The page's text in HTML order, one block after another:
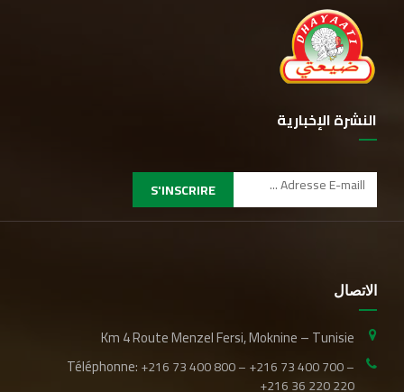
النشرة الإخبارية
S'INSCRIRE
الاتصال
Km 4 Route Menzel Fersi, Moknine – Tunisie
Téléphonne:+216 73 400 800 – +216 73 400 700 –
+216 36 220 220